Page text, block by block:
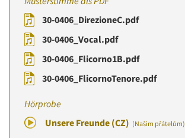
30-0406_DirezioneC.pdf
30-0406_Vocal.pdf
30-0406_Flicorno1B.pdf
30-0406_FlicornoTenore.pdf
Hörprobe
Unsere Freunde (CZ) (Našim přátelům)